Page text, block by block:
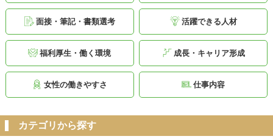
面接・筆記・書類選考 活躍できる人材
福利厚生・働く環境 成長・キャリア形成
女性の働きやすさ 仕事内容
カテゴリから探す